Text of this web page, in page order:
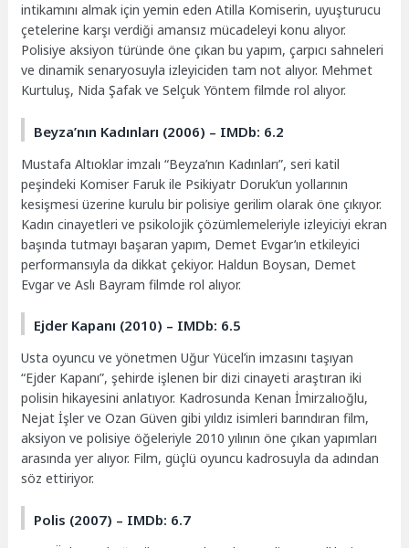
intikamını almak için yemin eden Atilla Komiserin, uyuşturucu
çetelerine karşı verdiği amansız mücadeleyi konu alıyor.
Polisiye aksiyon türünde öne çıkan bu yapım, çarpıcı sahneleri
ve dinamik senaryosuyla izleyiciden tam not alıyor. Mehmet
Kurtuluş, Nida Şafak ve Selçuk Yöntem filmde rol alıyor.
Beyza’nın Kadınları (2006) – IMDb: 6.2
Mustafa Altıoklar imzalı “Beyza’nın Kadınları”, seri katil
peşindeki Komiser Faruk ile Psikiyatr Doruk’un yollarının
kesişmesi üzerine kurulu bir polisiye gerilim olarak öne çıkıyor.
Kadın cinayetleri ve psikolojik çözümlemeleriyle izleyiciyi ekran
başında tutmayı başaran yapım, Demet Evgar’ın etkileyici
performansıyla da dikkat çekiyor. Haldun Boysan, Demet
Evgar ve Aslı Bayram filmde rol alıyor.
Ejder Kapanı (2010) – IMDb: 6.5
Usta oyuncu ve yönetmen Uğur Yücel’in imzasını taşıyan
“Ejder Kapanı”, şehirde işlenen bir dizi cinayeti araştıran iki
polisin hikayesini anlatıyor. Kadrosunda Kenan İmirzalıoğlu,
Nejat İşler ve Ozan Güven gibi yıldız isimleri barındıran film,
aksiyon ve polisiye öğeleriyle 2010 yılının öne çıkan yapımları
arasında yer alıyor. Film, güçlü oyuncu kadrosuyla da adından
söz ettiriyor.
Polis (2007) – IMDb: 6.7